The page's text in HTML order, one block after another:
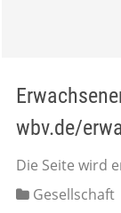
wbv.de/
Die Seite wird
Gesellschaft